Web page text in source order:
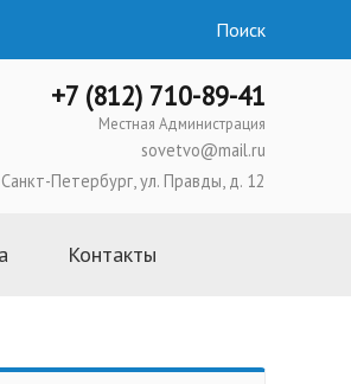
Поиск
+7 (812) 710-89-41
Местная Администрация
sovetvo@mail.ru
Санкт-Петербург, ул. Правды, д. 12
приемных родителей
Контакты